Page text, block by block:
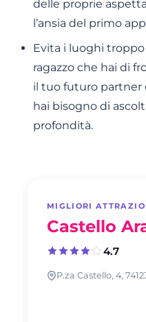
delle proprie
l’ansia del primo
Evita i luoghi
ragazzo che hai di
il tuo futuro partner
hai bisogno di
profondità.
MIGLIORI
Castello
4.7
P.za Castello, 4,